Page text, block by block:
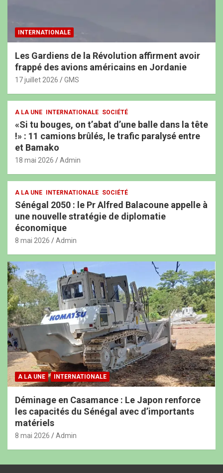
INTERNATIONALE
Les Gardiens de la Révolution affirment avoir
frappé des avions américains en Jordanie
17 juillet 2026 GMS
A LA UNE INTERNATIONALE SOCIÉTÉ
«Si tu bouges, on t’abat d’une balle dans la tête
!» : 11 camions brûlés, le trafic paralysé entre
et Bamako
18 mai 2026 Admin
A LA UNE INTERNATIONALE SOCIÉTÉ
Sénégal 2050 : le Pr Alfred Balacoune appelle à
une nouvelle stratégie de diplomatie
économique
8 mai 2026 Admin
A LA UNE INTERNATIONALE
Déminage en Casamance : Le Japon renforce
les capacités du Sénégal avec d’importants
matériels
8 mai 2026 Admin